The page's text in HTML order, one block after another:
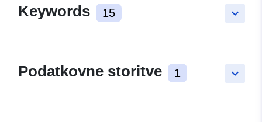
keyboard_arrow_down
Keywords 15
keyboard_arrow_down
Podatkovne storitve 1